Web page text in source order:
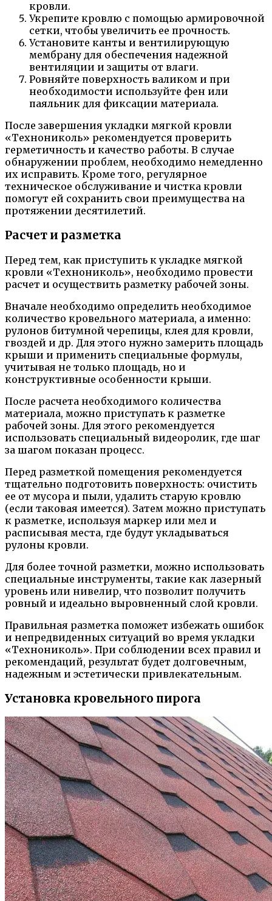
кровли.
Укрепите кровлю с помощью армировочной
сетки, чтобы увеличить ее прочность.
Установите канты и вентилирующую
мембрану для обеспечения надежной
вентиляции и защиты от влаги.
Ровняйте поверхность валиком и при
необходимости используйте фен или
паяльник для фиксации материала.
После завершения укладки мягкой кровли
«Технониколь» рекомендуется проверить
герметичность и качество работы. В случае
обнаружении проблем, необходимо немедленно
их исправить. Кроме того, регулярное
техническое обслуживание и чистка кровли
помогут ей сохранить свои преимущества на
протяжении десятилетий.
Расчет и разметка
Перед тем, как приступить к укладке мягкой
кровли «Технониколь», необходимо провести
расчет и осуществить разметку рабочей зоны.
Вначале необходимо определить необходимое
количество кровельного материала, а именно:
рулонов битумной черепицы, клея для кровли,
гвоздей и др. Для этого нужно замерить площадь
крыши и применить специальные формулы,
учитывая не только площадь, но и
конструктивные особенности крыши.
После расчета необходимого количества
материала, можно приступать к разметке
рабочей зоны. Для этого рекомендуется
использовать специальный видеоролик, где шаг
за шагом показан процесс.
Перед разметкой помещения рекомендуется
тщательно подготовить поверхность: очистить
ее от мусора и пыли, удалить старую кровлю
(если таковая имеется). Затем можно приступать
к разметке, используя маркер или мел и
расписывая места, где будут укладываться
рулоны кровли.
Для более точной разметки, можно использовать
специальные инструменты, такие как лазерный
уровень или нивелир, что позволит получить
ровный и идеально выровненный слой кровли.
Правильная разметка поможет избежать ошибок
и непредвиденных ситуаций во время укладки
«Технониколь». При соблюдении всех правил и
рекомендаций, результат будет долговечным,
надежным и эстетически привлекательным.
Установка кровельного пирога